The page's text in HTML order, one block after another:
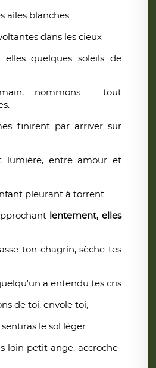
ailes blanches
dans les cieux
elles quelques soleils de
nommons tout
finirent par arriver sur
lumière, entre amour et
pleurant à torrent
lentement, elles
ton chagrin, sèche tes
a entendu tes cris
de toi, envole toi,
le sol léger
loin petit ange, accroche-